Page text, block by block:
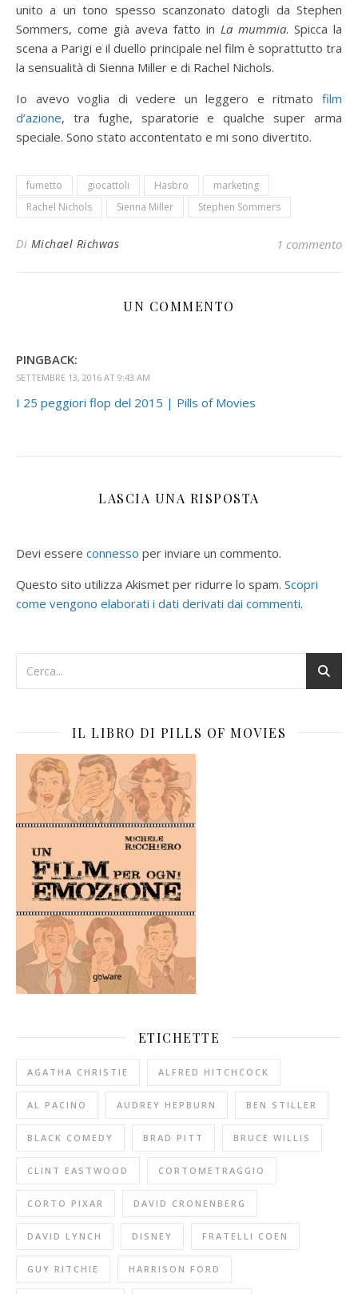
unito a un tono spesso scanzonato datogli da Stephen
Sommers, come già aveva fatto in La mummia. Spicca la
scena a Parigi e il duello principale nel film è soprattutto tra
la sensualità di Sienna Miller e di Rachel Nichols.
Io avevo voglia di vedere un leggero e ritmato film
d’azione, tra fughe, sparatorie e qualche super arma
speciale. Sono stato accontentato e mi sono divertito.
fumetto giocattoli Hasbro
marketing
Rachel Nichols
Sienna Miller Stephen Sommers
Di Michael Richwas 1 commento
UN COMMENTO
PINGBACK:
SETTEMBRE 13, 2016 AT 9:43 AM
I 25 peggiori flop del 2015 | Pills of Movies
LASCIA UNA RISPOSTA
Devi essere connesso per inviare un commento.
Questo sito utilizza Akismet per ridurre lo spam. Scopri
come vengono elaborati i dati derivati dai commenti.
IL LIBRO DI PILLS OF MOVIES
ETICHETTE
AGATHA CHRISTIE ALFRED HITCHCOCK
AL PACINO AUDREY HEPBURN BEN STILLER
BLACK COMEDY BRAD PITT BRUCE WILLIS
CLINT EASTWOOD CORTOMETRAGGIO
CORTO PIXAR DAVID CRONENBERG
DAVID LYNCH DISNEY FRATELLI COEN
GUY RITCHIE HARRISON FORD